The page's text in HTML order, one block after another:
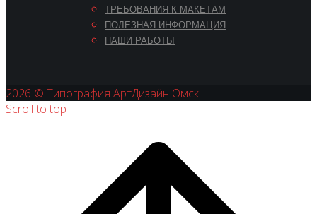
ТРЕБОВАНИЯ К МАКЕТАМ
ПОЛЕЗНАЯ ИНФОРМАЦИЯ
НАШИ РАБОТЫ
2026 © Типография АртДизайн Омск.
Scroll to top